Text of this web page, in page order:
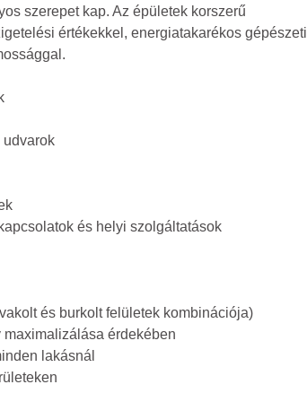
szerepet kap. Az épületek korszerű
értékekkel, energiatakarékos gépészeti
udvarok
és helyi szolgáltatások
és burkolt felületek kombinációja)
érdekében
lakásnál